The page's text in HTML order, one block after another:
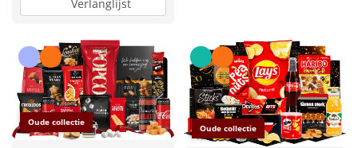
Verlanglijst
Oude collectie
Oude collectie